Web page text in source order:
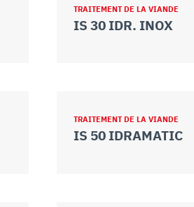
TRAITEMENT DE LA VIANDE
IS 30 IDR. INOX
TRAITEMENT DE LA VIANDE
IS 50 IDRAMATIC